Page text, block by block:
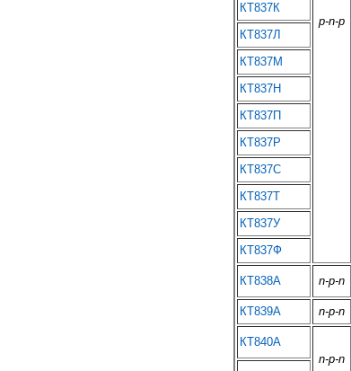
p-n-p
КТ837К
КТ837Л
КТ837М
КТ837Н
КТ837П
КТ837Р
КТ837С
КТ837Т
КТ837У
КТ837Ф
КТ838А n-p-n
КТ839А n-p-n
КТ840А
n-p-n